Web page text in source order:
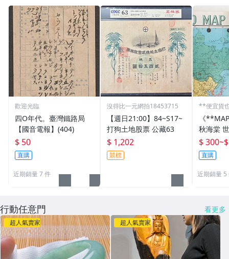
歡迎光臨
四O年代。臺灣鐵路局
【國音電報】(404)
$ 50
直購
近期銷量 7 件
沒得比一元網拍18453715
【週日21:00】84~S17~
打狗土地股票 公藏63
$ 1,202
競標
**便宜貨
《
秋海棠
國國旗)
$ 300~
直購
近期銷量 5
行動任意門 看更多
超人氣賣家 超人氣賣家